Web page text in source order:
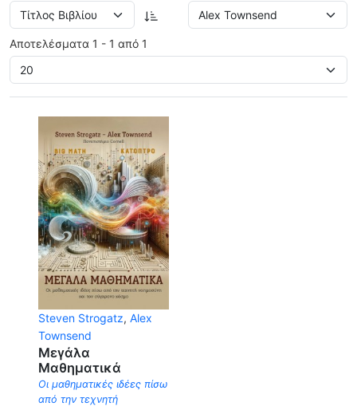
Αποτελέσματα 1 - 1 από 1
Steven Strogatz, Alex
Townsend
Μεγάλα
Μαθηματικά
Οι μαθηματικές ιδέες πίσω
από την τεχνητή